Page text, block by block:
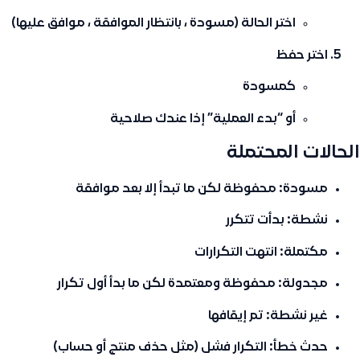
اختر الحالة (مسودة ، بانتظار الموافقة ، موافق عليها)
اختر حفظ
كمسودة
أو “بدء العملية” إذا عندك صلاحية
الحالات المحتملة
مسودة: محفوظة لكن ما تبدأ إلا بعد موافقة
نشطة: بدأت تتكرر
مكتملة: انتهت التكرارات
مجدولة: محفوظة ومعتمدة لكن ما بدأ أول تكرار
غير نشطة: تم إيقافها
حدث خطأ: التكرار فشل (مثل حذف منتج أو حساب)